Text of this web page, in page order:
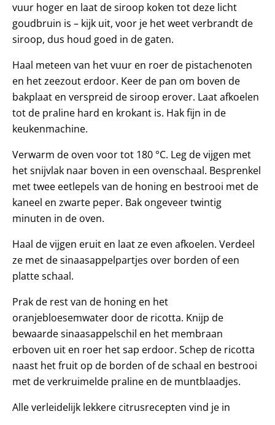
vuur hoger en laat de siroop koken tot deze licht
goudbruin is – kijk uit, voor je het weet verbrandt de
siroop, dus houd goed in de gaten.
Haal meteen van het vuur en roer de pistachenoten
en het zeezout erdoor. Keer de pan om boven de
bakplaat en verspreid de siroop erover. Laat afkoelen
tot de praline hard en krokant is. Hak fijn in de
keukenmachine.
Verwarm de oven voor tot 180 °C. Leg de vijgen met
het snijvlak naar boven in een ovenschaal. Besprenkel
met twee eetlepels van de honing en bestrooi met de
kaneel en zwarte peper. Bak ongeveer twintig
minuten in de oven.
Haal de vijgen eruit en laat ze even afkoelen. Verdeel
ze met de sinaasappelpartjes over borden of een
platte schaal.
Prak de rest van de honing en het
oranjebloesemwater door de ricotta. Knijp de
bewaarde sinaasappelschil en het membraan
erboven uit en roer het sap erdoor. Schep de ricotta
naast het fruit op de borden of de schaal en bestrooi
met de verkruimelde praline en de muntblaadjes.
Alle verleidelijk lekkere citrusrecepten vind je in